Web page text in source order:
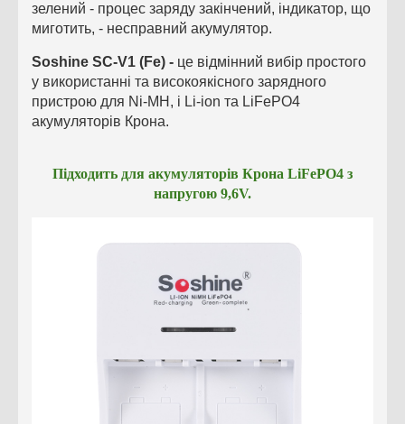
зелений - процес заряду закінчений, індикатор, що
миготить, - несправний акумулятор.
Soshine SC-V1 (Fe) - це відмінний вибір простого
у використанні та високоякісного зарядного
пристрою для Ni-MH, і Li-ion та LiFePO4
акумуляторів Крона.
Підходить для акумуляторів Крона LiFePO4 з
напругою 9,6V.